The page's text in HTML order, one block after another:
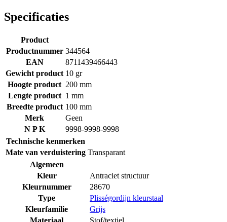
Specificaties
Product
Productnummer 344564
EAN
8711439466443
Gewicht product 10 gr
Hoogte product 200 mm
Lengte product 1 mm
Breedte product 100 mm
Merk
Geen
N P K
9998-9998-9998
Technische kenmerken
Mate van verduistering Transparant
Algemeen
Kleur
Antraciet structuur
Kleurnummer
28670
Type
Plisségordijn kleurstaal
Kleurfamilie
Grijs
Materiaal
Stof/textiel